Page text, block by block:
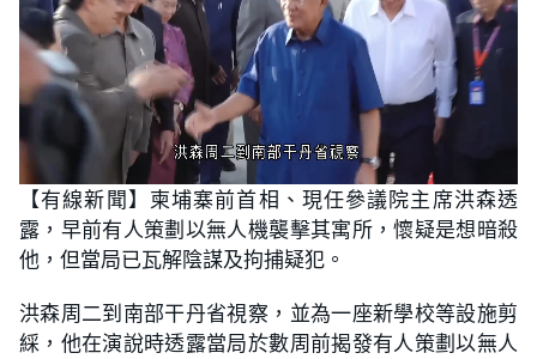
n
m
u
t
e
L
o
a
d
e
d
:
2
2
7
%
【有線新聞】柬埔寨前首相、現任參議院主席洪森透
露，早前有人策劃以無人機襲擊其寓所，懷疑是想暗殺
他，但當局已瓦解陰謀及拘捕疑犯。
洪森周二到南部干丹省視察，並為一座新學校等設施剪
綵，他在演說時透露當局於數周前揭發有人策劃以無人